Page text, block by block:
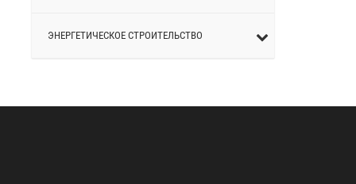
ЭНЕРГЕТИЧЕСКОЕ СТРОИТЕЛЬСТВО